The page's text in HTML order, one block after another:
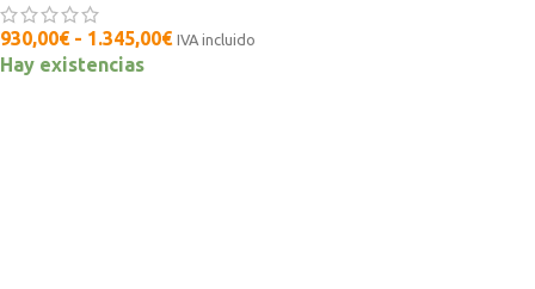
930,00€ - 1.345,00€ IVA incluido
Hay existencias